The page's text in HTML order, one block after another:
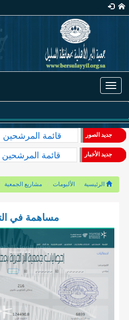
Toggle navigation
جديد الصور قائمة المرشحين
جديد الأخبار قائمة المرشحين
الرئيسية الألبومات مشاريع الجمعية
مساهمة في